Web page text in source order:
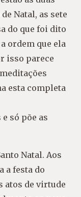
Natal, as sete
do que foi dito
ordem que ela
isso parece
esta completa
só põe as
Natal. Aos
a festa do
atos de virtude